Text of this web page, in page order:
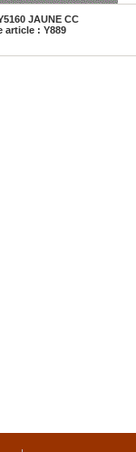
JAUNE CC
article : Y889